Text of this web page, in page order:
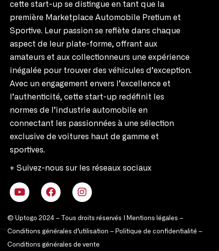
cette start-up se distingue en tant que la
première Marketplace Automobile Pretium et
Sportive. Leur passion se reflète dans chaque
aspect de leur plate-forme, offrant aux
amateurs et aux collectionneurs une expérience
inégalée pour trouver des véhicules d’exception.
Avec un engagement envers l’excellence et
l’authenticité, cette start-up redéfinit les
normes de l’industrie automobile en
connectant les passionnées à une sélection
exclusive de voitures haut de gamme et
sportives.
+ Suivez-nous sur les réseaux sociaux
© Uptogo 2024 – Tous droits réservés | Mentions légales –
Conditions générales d’utilisation – Politique de confidentialité –
Conditions générales de vente